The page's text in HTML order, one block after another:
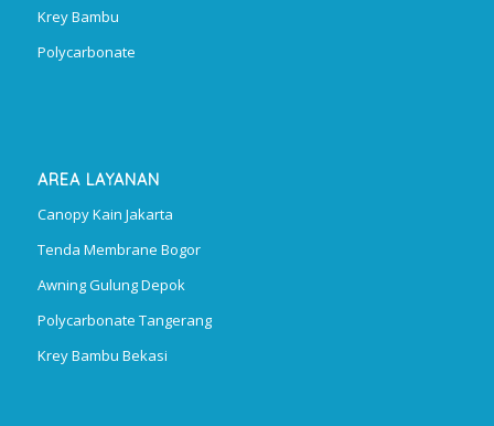
Krey Bambu
Polycarbonate
AREA LAYANAN
Canopy Kain Jakarta
Tenda Membrane Bogor
Awning Gulung Depok
Polycarbonate Tangerang
Krey Bambu Bekasi